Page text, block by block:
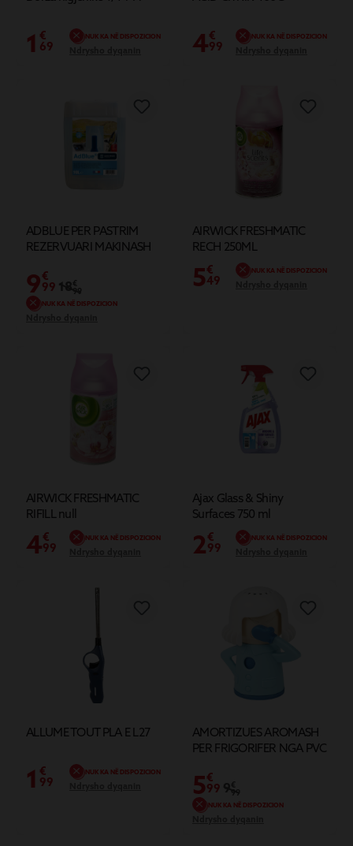
1 €
69
NUK KA NË DISPOZICION 4€
99
NUK KA NË DISPOZICION
ADBLUE PER PASTRIM
REZERVUARI MAKINASH
9€
99
NUK KA NË DISPOZICION
AIRWICK FRESHMATIC
RECH 250ML
5€
49
NUK KA NË DISPOZICION
AIRWICK FRESHMATIC
RIFILL null
4€
99
NUK KA NË DISPOZICION
Ajax Glass & Shiny
Surfaces 750 ml
2€
99
NUK KA NË DISPOZICION
ALLUME TOUT PLA E L27
1 €
99
NUK KA NË DISPOZICION
AMORTIZUES AROMASH
PER FRIGORIFER NGA PVC
5€
99
NUK KA NË DISPOZICION